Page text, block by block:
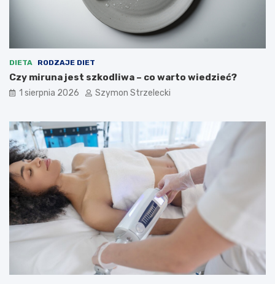
DIETA RODZAJE DIET
Czy miruna jest szkodliwa – co warto wiedzieć?
1 sierpnia 2026 Szymon Strzelecki